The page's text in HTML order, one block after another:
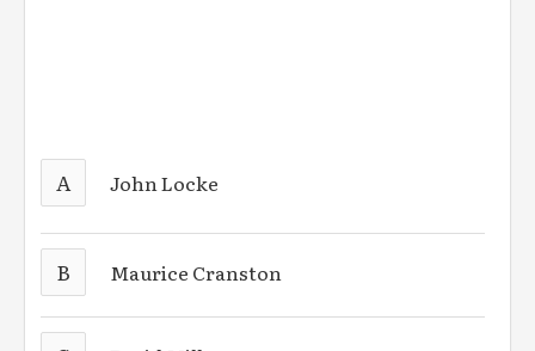
A John Locke
B Maurice Cranston